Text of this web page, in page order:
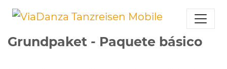
Grundpaket - Paquete básico